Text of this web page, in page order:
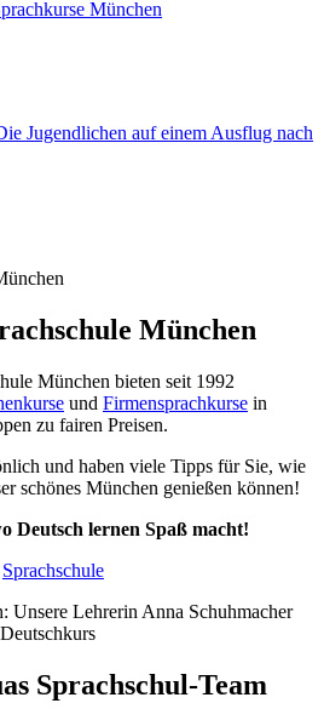
München
München bieten seit 1992
und Firmensprachkurse in
zu fairen Preisen.
und haben viele Tipps für Sie, wie
schönes München genießen können!
Deutsch lernen Spaß macht!
Sprachschule
Sprachschul-Team